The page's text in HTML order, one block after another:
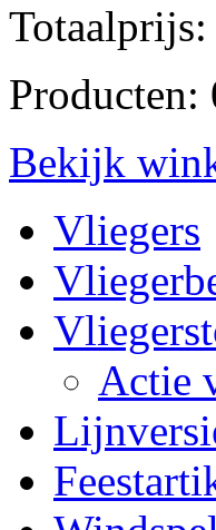
Totaalprijs:
Producten:
Bekijk
Vliegers
Actie